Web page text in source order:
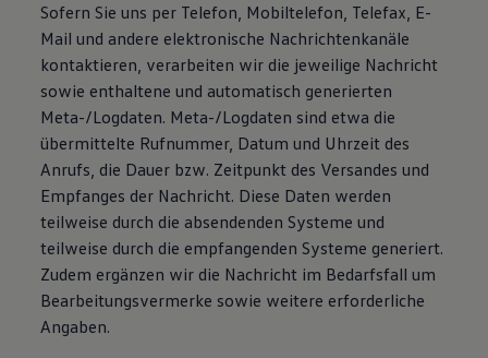
Sofern Sie uns per Telefon, Mobiltelefon, Telefax, E-
Mail und andere elektronische Nachrichtenkanäle
kontaktieren, verarbeiten wir die jeweilige Nachricht
sowie enthaltene und automatisch generierten
Meta-/Logdaten. Meta-/Logdaten sind etwa die
übermittelte Rufnummer, Datum und Uhrzeit des
Anrufs, die Dauer bzw. Zeitpunkt des Versandes und
Empfanges der Nachricht. Diese Daten werden
teilweise durch die absendenden Systeme und
teilweise durch die empfangenden Systeme generiert.
Zudem ergänzen wir die Nachricht im Bedarfsfall um
Bearbeitungsvermerke sowie weitere erforderliche
Angaben.